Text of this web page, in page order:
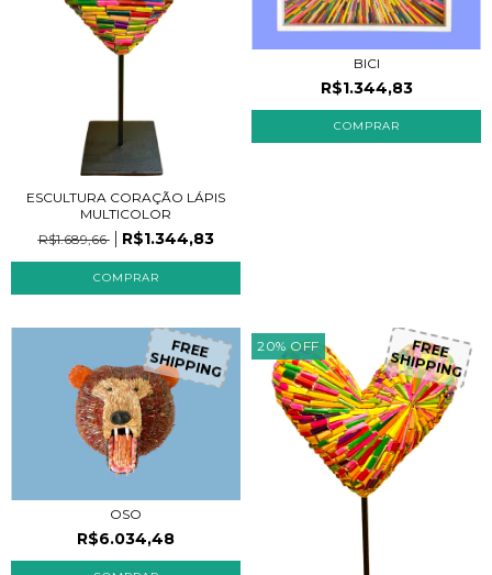
ESCULTURA CORAÇÃO LÁPIS
MULTICOLOR
R$1.689,66
R$1.344,83
BICI
R$1.344,83
FREE
SHIPPING
OSO
R$6.034,48
20%OFF FREE
SHIPPING